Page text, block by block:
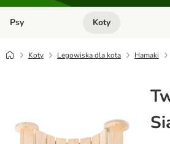
Psy Otwórz menu
Koty
Koty Legowiska dla kota Hamaki